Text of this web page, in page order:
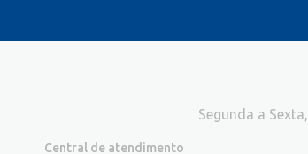
Segunda a
Central de atendimento